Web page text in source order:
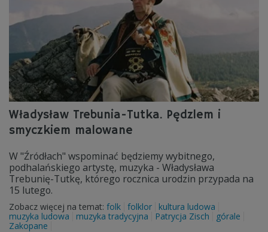
Władysław Trebunia-Tutka. Pędzlem i
smyczkiem malowane
W "Źródłach" wspominać będziemy wybitnego,
podhalańskiego artystę, muzyka - Władysława
Trebunię-Tutkę, którego rocznica urodzin przypada na
15 lutego.
Zobacz więcej na temat: folk folklor
kultura ludowa
muzyka ludowa
muzyka tradycyjna Patrycja Zisch
górale
Zakopane